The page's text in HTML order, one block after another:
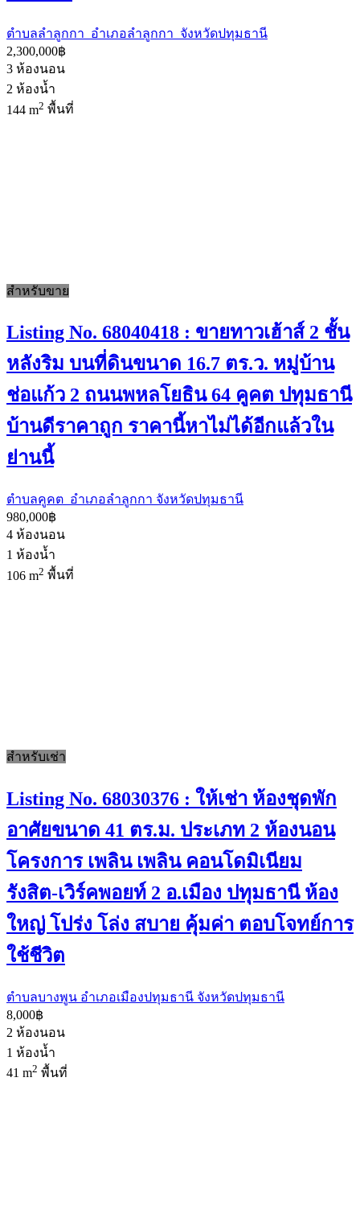
ตำบลลำลูกกา อำเภอลำลูกกา จังหวัดปทุมธานี
2,300,000฿
3 ห้องนอน
2 ห้องน้ำ
144 m2 พื้นที่
สำหรับขาย
Listing No. 68040418 : ขายทาวเฮ้าส์ 2 ชั้น
หลังริม บนที่ดินขนาด 16.7 ตร.ว. หมู่บ้าน
ช่อแก้ว 2 ถนนพหลโยธิน 64 คูคต ปทุมธานี
บ้านดีราคาถูก ราคานี้หาไม่ได้อีกแล้วใน
ย่านนี้
ตำบลคูคต อำเภอลำลูกกา จังหวัดปทุมธานี
980,000฿
4 ห้องนอน
1 ห้องน้ำ
106 m2 พื้นที่
สำหรับเช่า
Listing No. 68030376 : ให้เช่า ห้องชุดพัก
อาศัยขนาด 41 ตร.ม. ประเภท 2 ห้องนอน
โครงการ เพลิน เพลิน คอนโดมิเนียม
รังสิต-เวิร์คพอยท์ 2 อ.เมือง ปทุมธานี ห้อง
ใหญ่ โปร่ง โล่ง สบาย คุ้มค่า ตอบโจทย์การ
ใช้ชีวิต
ตำบลบางพูน อำเภอเมืองปทุมธานี จังหวัดปทุมธานี
8,000฿
2 ห้องนอน
1 ห้องน้ำ
41 m2 พื้นที่